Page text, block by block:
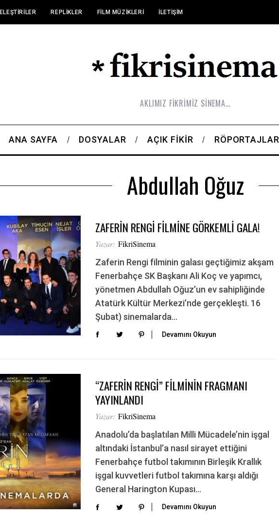
ELEŞTIRILER REPLIKLER FILM MÜZIKLERI İLETIŞIM
AKLIMIZ FİKRİMİZ SİNEMA…
ANA SAYFA DOSYALAR AÇIK FIKIR RÖPORTAJLAR
Abdullah Oğuz
ZAFERİN RENGİ FİLMİNE GÖRKEMLİ GALA!
Yazar: FikriSinema
Zaferin Rengi filminin galası geçtiğimiz akşam
Fenerbahçe SK Başkanı Ali Koç ve yapımcı,
yönetmen Abdullah Oğuz’un ev sahipliğinde
Atatürk Kültür Merkezi’nde gerçekleşti. 16
Şubat) sinemalarda…
Devamını Okuyun
“ZAFERİN RENGİ” FİLMİNİN FRAGMANI
YAYINLANDI
Yazar: FikriSinema
Anadolu’da başlatılan Milli Mücadele’nin işgal
altındaki İstanbul’a nasıl sirayet ettiğini
Fenerbahçe futbol takımının Birleşik Krallık
işgal kuvvetleri futbol takımına karşı aldığı
General Harington Kupası…
Devamını Okuyun